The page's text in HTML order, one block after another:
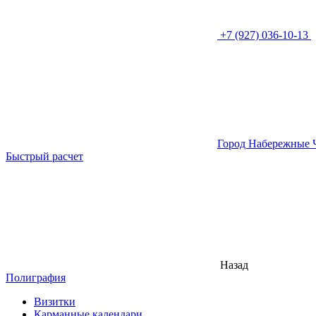
+7 (927) 036-10-13
Город Набережные
Быстрый расчет
Назад
Полиграфия
Визитки